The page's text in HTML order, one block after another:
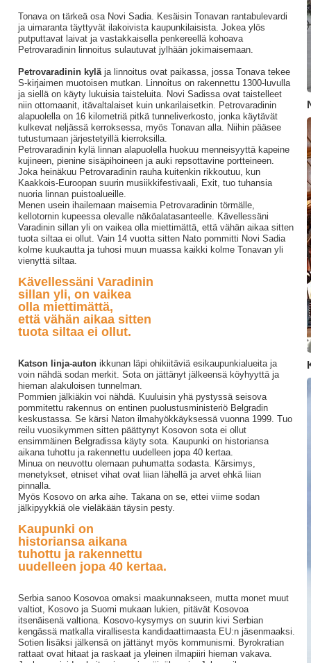
Tonava on tärkeä osa Novi Sadia. Kesäisin Tonavan rantabulevardi
ja uimaranta täyttyvät ilakoivista kaupunkilaisista. Jokea ylös
putputtavat laivat ja vastakkaisella penkereellä kohoava
Petrovaradinin linnoitus sulautuvat jylhään jokimaisemaan.
Petrovaradinin kyläja linnoitus ovat paikassa, jossa Tonava tekee
S-kirjaimen muotoisen mutkan. Linnoitus on rakennettu 1300-luvulla
ja siellä on käyty lukuisia taisteluita. Novi Sadissa ovat taistelleet
niin ottomaanit, itävaltalaiset kuin unkarilaisetkin. Petrovaradinin
alapuolella on 16 kilometriä pitkä tunneliverkosto, jonka käytävät
kulkevat neljässä kerroksessa, myös Tonavan alla. Niihin pääsee
tutustumaan järjestetyillä kierroksilla.
Petrovaradinin kylä linnan alapuolella huokuu menneisyyttä kapeine
kujineen, pienine sisäpihoineen ja auki repsottavine portteineen.
Joka heinäkuu Petrovaradinin rauha kuitenkin rikkoutuu, kun
Kaakkois-Euroopan suurin musiikkifestivaali, Exit, tuo tuhansia
nuoria linnan puistoalueille.
Menen usein ihailemaan maisemia Petrovaradinin törmälle,
kellotornin kupeessa olevalle näköalatasanteelle. Kävellessäni
Varadinin sillan yli on vaikea olla miettimättä, että vähän aikaa sitten
tuota siltaa ei ollut. Vain 14 vuotta sitten Nato pommitti Novi Sadia
kolme kuukautta ja tuhosi muun muassa kaikki kolme Tonavan yli
vienyttä siltaa.
Kävellessäni Varadinin
sillan yli, on vaikea
olla miettimättä,
että vähän aikaa sitten
tuota siltaa ei ollut.
Katson linja-autonikkunan läpi ohikiitäviä esikaupunkialueita ja
voin nähdä sodan merkit. Sota on jättänyt jälkeensä köyhyyttä ja
hieman alakuloisen tunnelman.
Pommien jälkiäkin voi nähdä. Kuuluisin yhä pystyssä seisova
pommitettu rakennus on entinen puolustusministeriö Belgradin
keskustassa. Se kärsi Naton ilmahyökkäyksessä vuonna 1999. Tuo
reilu vuosikymmen sitten päättynyt Kosovon sota ei ollut
ensimmäinen Belgradissa käyty sota. Kaupunki on historiansa
aikana tuhottu ja rakennettu uudelleen jopa 40 kertaa.
Minua on neuvottu olemaan puhumatta sodasta. Kärsimys,
menetykset, etniset vihat ovat liian lähellä ja arvet ehkä liian
pinnalla.
Myös Kosovo on arka aihe. Takana on se, ettei viime sodan
jälkipyykkiä ole vieläkään täysin pesty.
Kaupunki on
historiansa aikana
tuhottu ja rakennettu
uudelleen jopa 40 kertaa.
Serbia sanoo Kosovoa omaksi maakunnakseen, mutta monet muut
valtiot, Kosovo ja Suomi mukaan lukien, pitävät Kosovoa
itsenäisenä valtiona. Kosovo-kysymys on suurin kivi Serbian
kengässä matkalla virallisesta kandidaattimaasta EU:n jäsenmaaksi.
Sotien lisäksi jälkensä on jättänyt myös kommunismi. Byrokratian
rattaat ovat hitaat ja raskaat ja yleinen ilmapiiri hieman vakava.